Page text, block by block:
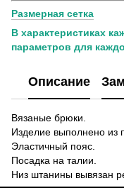
Размерная сетка
В характеристиках
параметров для
Описание
Вязаные брюки.
Изделие выполнено из
Эластичный пояс.
Посадка на талии.
Низ штанины вывязан